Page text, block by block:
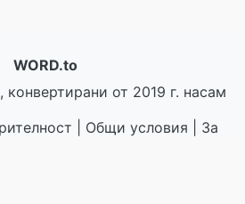
WORD.to
от 2019 г. насам
Общи условия
За